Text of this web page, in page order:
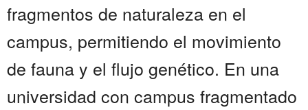
fragmentos de naturaleza en el
campus, permitiendo el movimiento
de fauna y el flujo genético. En una
universidad con campus fragmentado